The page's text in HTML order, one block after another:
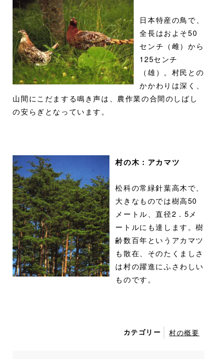
日本特産の鳥で、
全長はおよそ50
センチ（雌）から
125センチ
（雄）。村民との
かかわりは深く、
山間にこだまする鳴き声は、農作業の合間のしばし
の安らぎとなっています。
村の木：アカマツ
松科の常緑針葉高木で、
大きなものでは樹高50
メートル、直径2．5メ
ートルにも達します。樹
齢数百年というアカマツ
も散在、そのたくましさ
は村の躍進にふさわしい
ものです。
カテゴリー 村の概要